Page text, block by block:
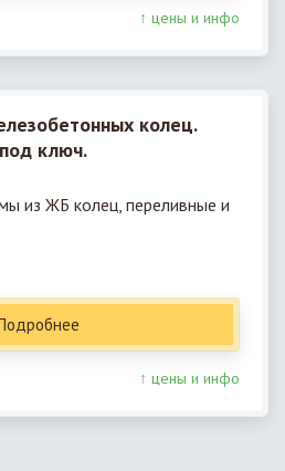
↑ цены и инфо
колец.
ключ.
из ЖБ колец, переливные и
↑ цены и инфо